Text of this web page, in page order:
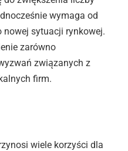
wymaga od
sytuacji rynkowej.
zarówno
związanych z
firm.
wiele korzyści dla